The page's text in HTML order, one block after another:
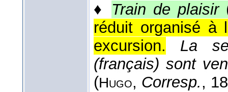
♦ Train de plaisir
réduit organisé à
excursion.
La
(français) sont
(Hugo, Corresp.,